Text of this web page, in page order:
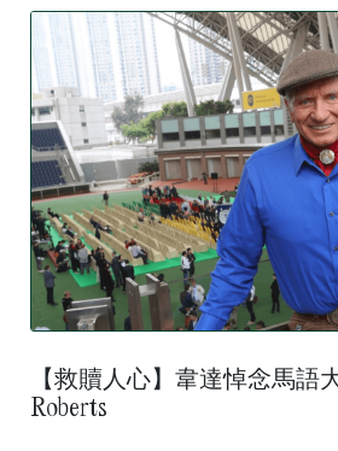
【救贖人心】韋達悼念馬語
Roberts